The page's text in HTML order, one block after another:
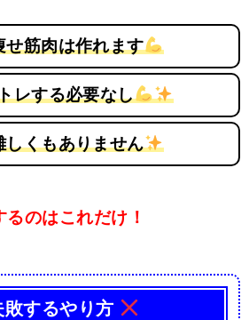
せ筋肉は作れます
レする必要なし
しくもありません
るのはこれだけ！
敗するやり方